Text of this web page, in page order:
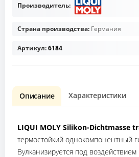
Производитель:
Страна производства: Германия
Артикул:6184
Описание Характеристики
LIQUI MOLY Silikon-Dichtmasse
термостойкий однокомпонентный
Вулканизируется под воздействием